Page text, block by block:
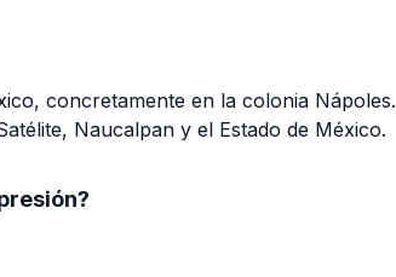
concretamente en la colonia Nápoles.
Naucalpan y el Estado de México.